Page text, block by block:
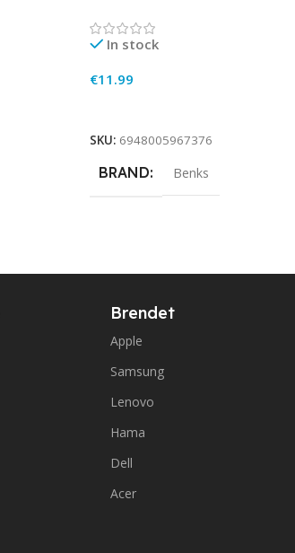
In stock
€11.99
SKU: 6948005967376
BRAND Benks
Brendet
Apple
Samsung
Lenovo
Hama
Dell
Acer